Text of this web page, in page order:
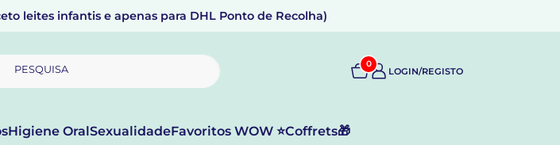
leites infantis e apenas para DHL Ponto de Recolha)
PESQUISA 0
LOGIN/REGISTO
Higiene OralSexualidadeFavoritos WOW ⭐Coffrets🎁